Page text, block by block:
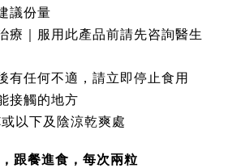
議份量​
療｜服用此產品前請先咨詢醫生
有任何不適，請立即停止食用
接觸的地方​
以下及陰涼乾爽處​
跟餐進食，每次兩粒